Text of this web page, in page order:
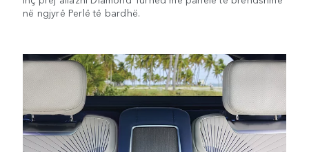
në ngjyrë Perlë të bardhë.